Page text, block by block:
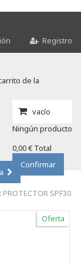
Registro
vacío
Ningún producto
0,00 € Total
Confirmar
de la
PROTECTOR SPF30
Oferta